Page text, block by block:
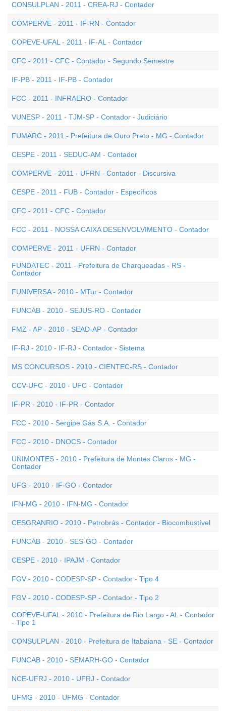
CONSULPLAN - 2011 - CREA-RJ - Contador
COMPERVE - 2011 - IF-RN - Contador
COPEVE-UFAL - 2011 - IF-AL - Contador
CFC - 2011 - CFC - Contador - Segundo Semestre
IF-PB - 2011 - IF-PB - Contador
FCC - 2011 - INFRAERO - Contador
VUNESP - 2011 - TJM-SP - Contador - Judiciário
FUMARC - 2011 - Prefeitura de Ouro Preto - MG - Contador
CESPE - 2011 - SEDUC-AM - Contador
COMPERVE - 2011 - UFRN - Contador - Discursiva
CESPE - 2011 - FUB - Contador - Específicos
CFC - 2011 - CFC - Contador
FCC - 2011 - NOSSA CAIXA DESENVOLVIMENTO - Contador
COMPERVE - 2011 - UFRN - Contador
FUNDATEC - 2011 - Prefeitura de Charqueadas - RS -
Contador
FUNIVERSA - 2010 - MTur - Contador
FUNCAB - 2010 - SEJUS-RO - Contador
FMZ - AP - 2010 - SEAD-AP - Contador
IF-RJ - 2010 - IF-RJ - Contador - Sistema
MS CONCURSOS - 2010 - CIENTEC-RS - Contador
CCV-UFC - 2010 - UFC - Contador
IF-PR - 2010 - IF-PR - Contador
FCC - 2010 - Sergipe Gás S.A. - Contador
FCC - 2010 - DNOCS - Contador
UNIMONTES - 2010 - Prefeitura de Montes Claros - MG -
Contador
UFG - 2010 - IF-GO - Contador
IFN-MG - 2010 - IFN-MG - Contador
CESGRANRIO - 2010 - Petrobrás - Contador - Biocombustível
FUNCAB - 2010 - SES-GO - Contador
CESPE - 2010 - IPAJM - Contador
FGV - 2010 - CODESP-SP - Contador - Tipo 4
FGV - 2010 - CODESP-SP - Contador - Tipo 2
COPEVE-UFAL - 2010 - Prefeitura de Rio Largo - AL - Contador
- Tipo 1
CONSULPLAN - 2010 - Prefeitura de Itabaiana - SE - Contador
FUNCAB - 2010 - SEMARH-GO - Contador
NCE-UFRJ - 2010 - UFRJ - Contador
UFMG - 2010 - UFMG - Contador